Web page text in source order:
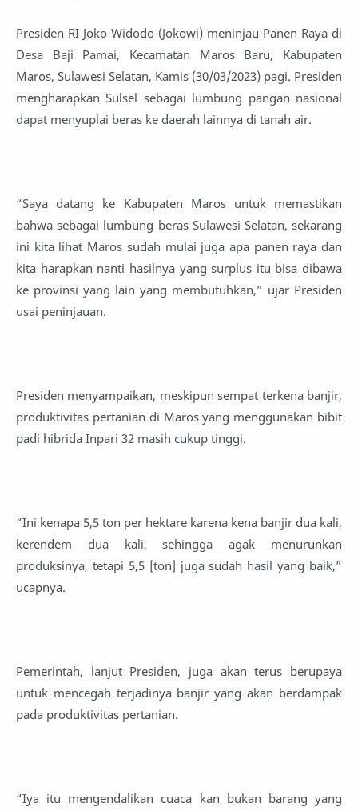
Presiden RI Joko Widodo (Jokowi) meninjau Panen Raya di
Desa Baji Pamai, Kecamatan Maros Baru, Kabupaten
Maros, Sulawesi Selatan, Kamis (30/03/2023) pagi. Presiden
mengharapkan Sulsel sebagai lumbung pangan nasional
dapat menyuplai beras ke daerah lainnya di tanah air.
“Saya datang ke Kabupaten Maros untuk memastikan
bahwa sebagai lumbung beras Sulawesi Selatan, sekarang
ini kita lihat Maros sudah mulai juga apa panen raya dan
kita harapkan nanti hasilnya yang surplus itu bisa dibawa
ke provinsi yang lain yang membutuhkan,” ujar Presiden
usai peninjauan.
Presiden menyampaikan, meskipun sempat terkena banjir,
produktivitas pertanian di Maros yang menggunakan bibit
padi hibrida Inpari 32 masih cukup tinggi.
“Ini kenapa 5,5 ton per hektare karena kena banjir dua kali,
kerendem dua kali, sehingga agak menurunkan
produksinya, tetapi 5,5 [ton] juga sudah hasil yang baik,”
ucapnya.
Pemerintah, lanjut Presiden, juga akan terus berupaya
untuk mencegah terjadinya banjir yang akan berdampak
pada produktivitas pertanian.
“Iya itu mengendalikan cuaca kan bukan barang yang